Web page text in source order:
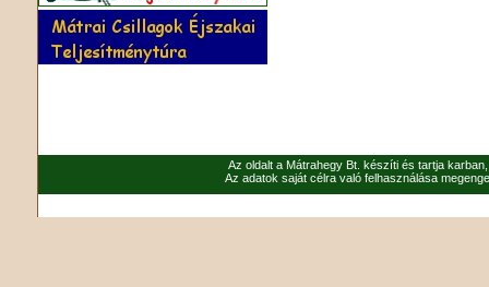
Az oldalt a Mátrahegy Bt. készíti és tartja
Az adatok saját célra való felhasználása